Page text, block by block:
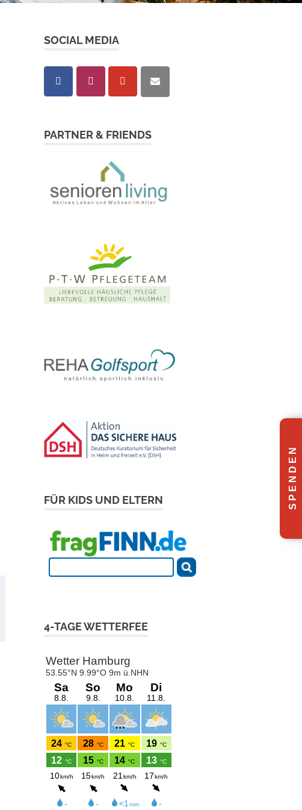
SOCIAL MEDIA
PARTNER & FRIENDS
FÜR KIDS UND ELTERN
4-TAGE WETTERFEE
S P E N D E N